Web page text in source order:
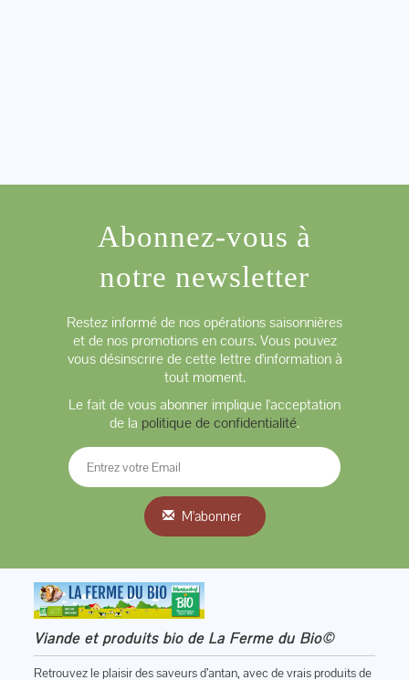
Abonnez-vous à
notre newsletter
Restez informé de nos opérations saisonnières
et de nos promotions en cours. Vous pouvez
vous désinscrire de cette lettre d'information à
tout moment.
Le fait de vous abonner implique l'acceptation
de la politique de confidentialité.
M'abonner
Viande et produits bio de La Ferme du Bio©
Retrouvez le plaisir des saveurs d’antan, avec de vrais produits de